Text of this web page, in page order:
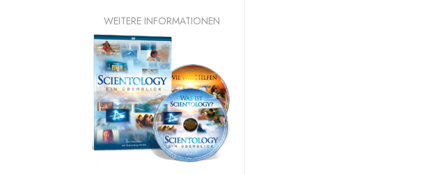
WEITERE INFORMATIONEN